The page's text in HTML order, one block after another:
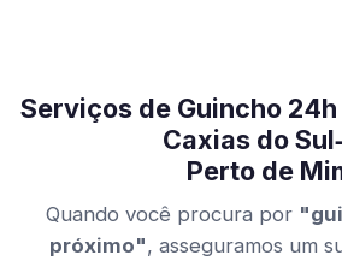
Serviços de Guincho
Caxias do
Perto de
Quando você procura por
próximo", asseguramos um